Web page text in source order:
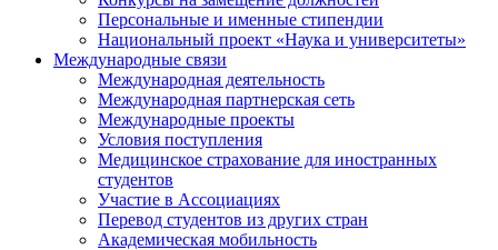
Персональные и именные стипендии
Национальный проект «Наука и университеты»
Международные связи
Международная деятельность
Международная партнерская сеть
Международные проекты
Условия поступления
Медицинское страхование для иностранных
студентов
Участие в Ассоциациях
Перевод студентов из других стран
Академическая мобильность